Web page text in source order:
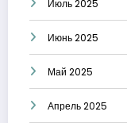
Июль 2025
Июнь 2025
Май 2025
Апрель 2025